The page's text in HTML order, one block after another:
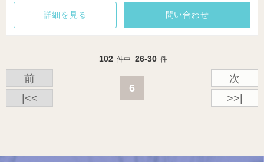
詳細を見る 問い合わせ
102 件中 26-30 件
|<<
前
6
次
>>|